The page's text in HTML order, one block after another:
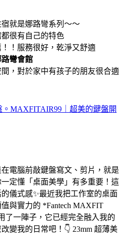
就是娜路彎系列～～
很有自己的特色
！服務很好，乾淨又舒適
彎會館
，對於家中有孩子的朋友很合適
。MAXFITAIR99｜超美的鍵盤開
電腦前敲鍵盤寫文、剪片，就是
定懂「桌面美學」有多重要！這
儀式感✨最近我把工作室的桌面
與實力的 *Fantech MAXFIT
了一陣子，它已經完全融入我的
變我的日常吧！👇 23mm 超薄美